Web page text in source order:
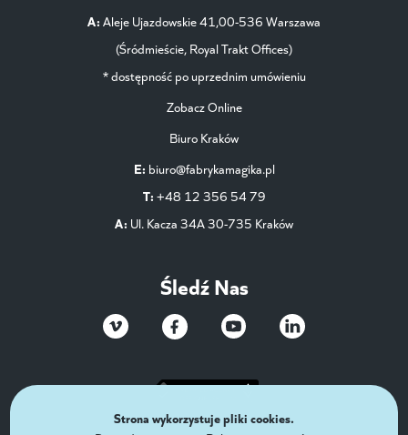
A: Aleje Ujazdowskie 41,00-536 Warszawa
(Śródmieście, Royal Trakt Offices)
* dostępność po uprzednim umówieniu
Zobacz Online
Biuro Kraków
E: biuro@fabrykamagika.pl
T: +48 12 356 54 79
A: Ul. Kacza 34A 30-735 Kraków
Śledź Nas
Strona wykorzystuje pliki cookies.